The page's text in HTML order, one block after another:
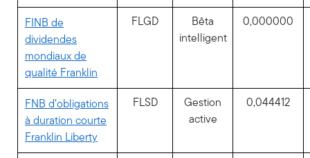
FINB de
dividendes
mondiaux de
qualité Franklin
FLGD
Bêta
intelligent
0,000000
FNB d’obligations
à duration courte
Franklin Liberty
FLSD
Gestion
active
0,044412